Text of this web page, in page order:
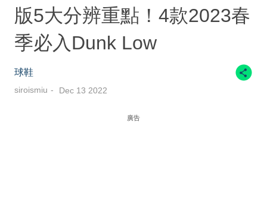
版5大分辨重點！4款2023春
季必入Dunk Low
球鞋
siroismiu Dec 13 2022
廣告